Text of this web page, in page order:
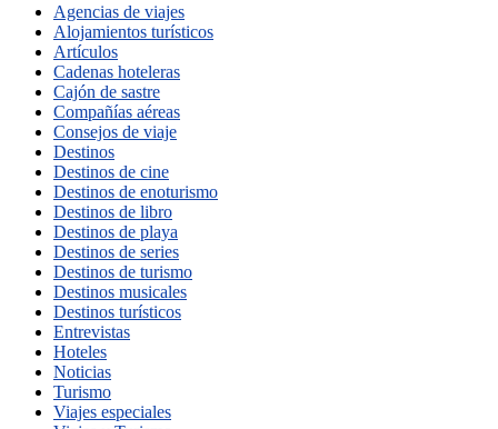
Agencias de viajes
Alojamientos turísticos
Artículos
Cadenas hoteleras
Cajón de sastre
Compañías aéreas
Consejos de viaje
Destinos
Destinos de cine
Destinos de enoturismo
Destinos de libro
Destinos de playa
Destinos de series
Destinos de turismo
Destinos musicales
Destinos turísticos
Entrevistas
Hoteles
Noticias
Turismo
Viajes especiales